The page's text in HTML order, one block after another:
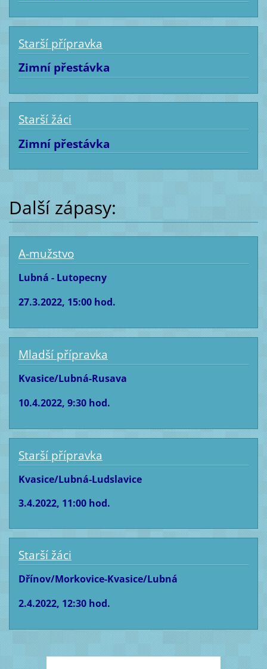
Starší přípravka
Zimní přestávka
Starší žáci
Zimní přestávka
Další zápasy:
A-mužstvo
Lubná - Lutopecny
27.3.2022, 15:00 hod.
Mladší přípravka
Kvasice/Lubná-Rusava
10.4.2022, 9:30 hod.
Starší přípravka
Kvasice/Lubná-Ludslavice
3.4.2022, 11:00 hod.
Starší žáci
Dřínov/Morkovice-Kvasice/Lubná
2.4.2022, 12:30 hod.